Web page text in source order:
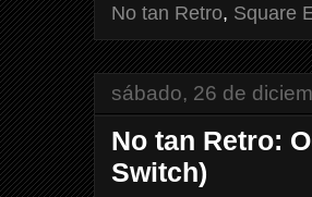
No tan Retro, Square
sábado, 26 de
No tan Retro:
Switch)